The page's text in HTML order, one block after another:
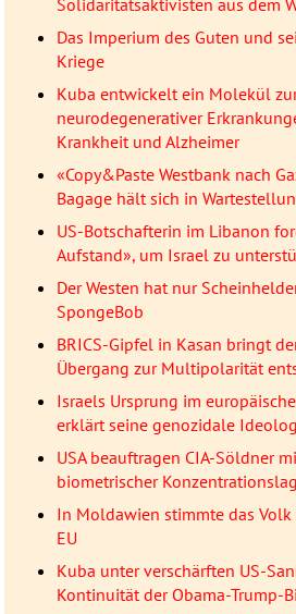
Das Imperium des Guten und
Kriege
Kuba entwickelt ein Molekül
neurodegenerativer
Krankheit und Alzheimer
«Copy&Paste Westbank nach
Bagage hält sich in
US-Botschafterin im Libanon
Aufstand», um Israel zu
Der Westen hat nur
SpongeBob
BRICS-Gipfel in Kasan bringt
Übergang zur Multipolarität
Israels Ursprung im
erklärt seine genozidale
USA beauftragen CIA-Söldner
biometrischer
In Moldawien stimmte das
EU
Kuba unter verschärften US-
Kontinuität der Obama-Trump-